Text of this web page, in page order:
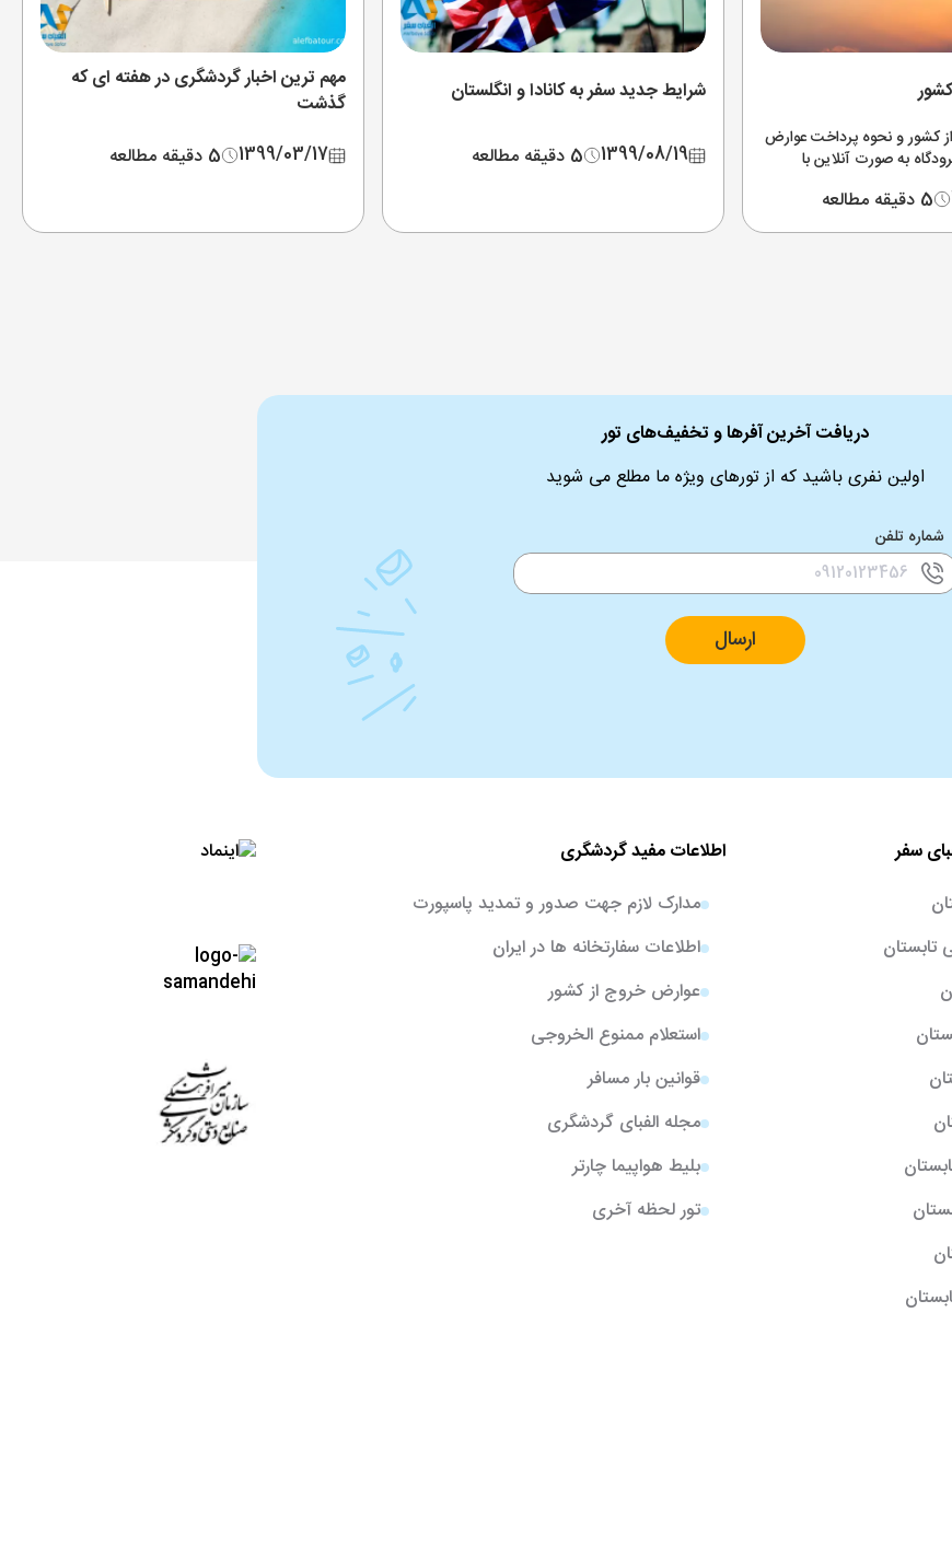
کشور و نحوه پرداخت عوارض
به صورت آنلاین با
عوارض خروج از کشور
5 دقیقه مطالعه
شرایط جدید سفر به کانادا و انگلستان
1399/08/19 5 دقیقه مطالعه
مهم ترین اخبار گردشگری در هفته ای که
گذشت
1399/03/17
5 دقیقه مطالعه
دریافت آخرین آفرها و تخفیف‌های تور
اولین نفری باشید که از تورهای ویژه ما مطلع می شوید
شماره تلفن
ارسال
سفر
تابستان
اطلاعات مفید گردشگری
مدارک لازم جهت صدور و تمدید پاسپورت
اطلاعات سفارتخانه ها در ایران
عوارض خروج از کشور
استعلام ممنوع الخروجی
قوانین بار مسافر
مجله الفبای گردشگری
بلیط هواپیما چارتر
تور لحظه آخری